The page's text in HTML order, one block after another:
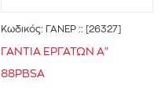
Κωδικός: ΓΑΝΕΡ :: [26327]
ΓΑΝΤΙΑ ΕΡΓΑΤΩΝ Α"
88PBSA